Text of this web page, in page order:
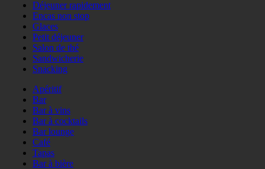
Déjeuner rapidement
Encas non stop
Glaces
Petit déjeuner
Salon de thé
Sandwicherie
Snacking
Apéritif
Bar
Bar à vins
Bar à cocktails
Bar lounge
Café
Tapas
Bar à bière